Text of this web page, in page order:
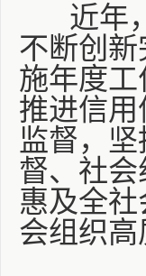
近年，
不断创
施年度
推进信
监督，
督、社
惠及全
会组织